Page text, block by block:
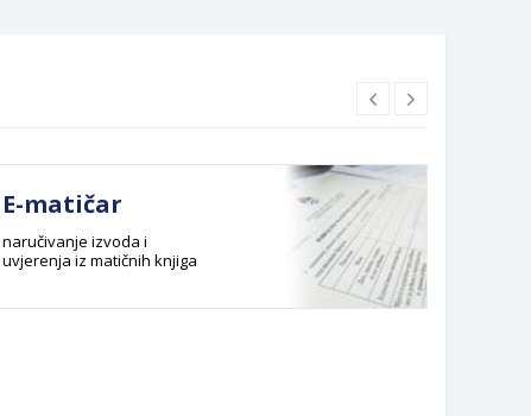
E-matičar
naručivanje izvoda i
uvjerenja iz matičnih knjiga